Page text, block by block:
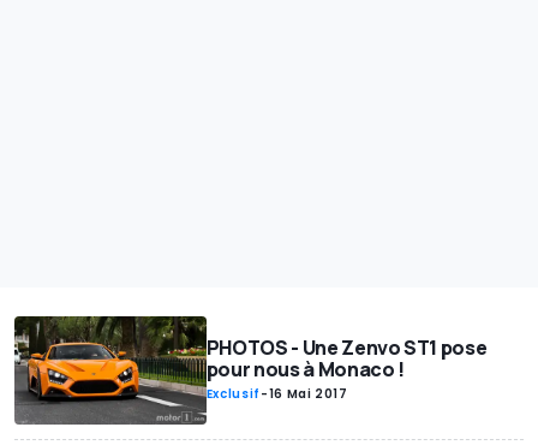
PHOTOS - Une Zenvo ST1 pose
pour nous à Monaco !
Exclusif -16 Mai 2017